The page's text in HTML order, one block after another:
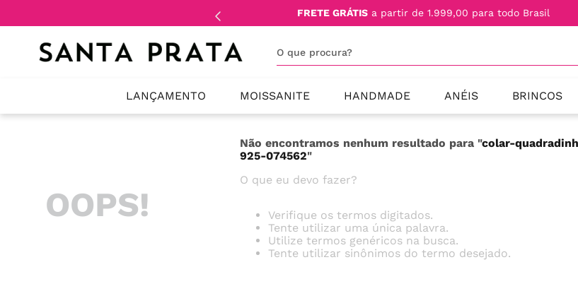
FRETE GRÁTIS a partir de 1.999,00 para todo Brasil
LANÇAMENTO MOISSANITE HANDMADE ANÉIS BRINCOS
OOPS!
Não encontramos nenhum resultado para "colar-
925-074562"
O que eu devo fazer?
Verifique os termos digitados.
Tente utilizar uma única palavra.
Utilize termos genéricos na busca.
Tente utilizar sinônimos do termo desejado.